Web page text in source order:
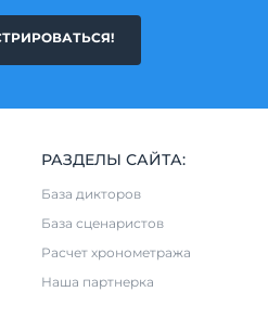
РАЗДЕЛЫ САЙТА:
База дикторов
База сценаристов
Расчет хронометража
Наша партнерка